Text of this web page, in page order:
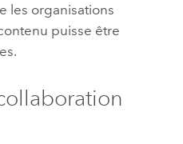
les organisations
puisse être